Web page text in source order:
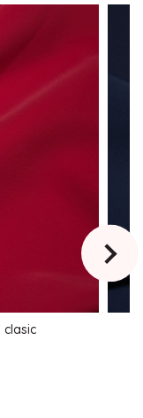
clasic